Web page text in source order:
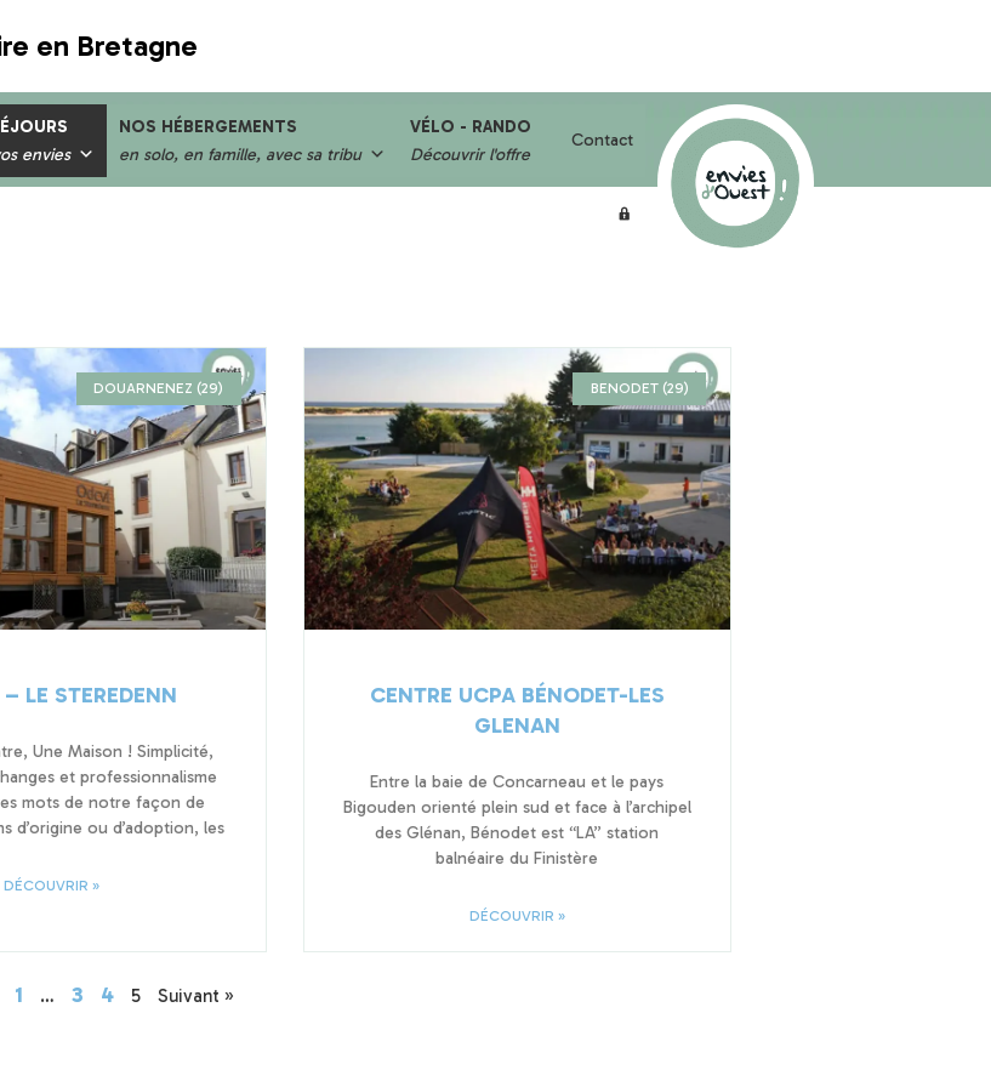
en Bretagne
envies
NOS HÉBERGEMENTS
en solo, en famille, avec sa tribu
VÉLO - RANDO
Découvrir l'offre
Contact
DOUARNENEZ (29)
LE STEREDENN
Une Maison ! Simplicité,
et professionnalisme
mots de notre façon de
d’origine ou d’adoption, les
DÉCOUVRIR »
BENODET (29)
CENTRE UCPA BÉNODET-LES
GLENAN
Entre la baie de Concarneau et le pays
Bigouden orienté plein sud et face à l’archipel
des Glénan, Bénodet est “LA” station
balnéaire du Finistère
DÉCOUVRIR »
1 … 3 4 5 Suivant »